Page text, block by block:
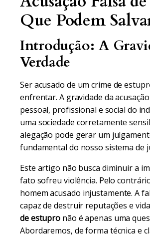
Que Podem
Introdução: A
Verdade
Ser acusado de um crime de
enfrentar. A gravidade da
pessoal, profissional e social do
uma sociedade corretamente
alegação pode gerar um
fundamental do nosso sistema de
Este artigo não busca diminuir a
fato sofreu violência. Pelo
homem acusado injustamente. A
capaz de destruir reputações e
de estupro não é apenas uma
Abordaremos, de forma técnica e